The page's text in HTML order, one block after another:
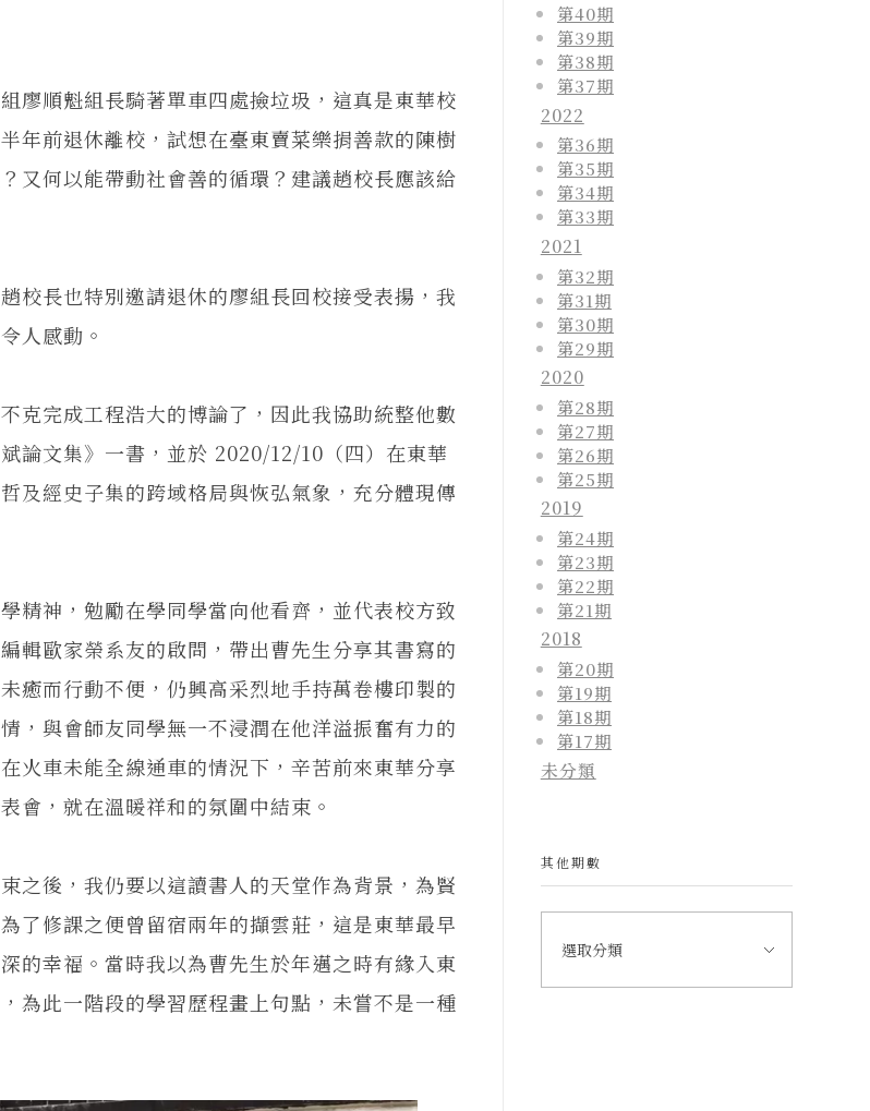
順魁組長騎著單車四處撿垃圾，這真是東華校
年前退休離校，試想在臺東賣菜樂捐善款的陳樹
又何以能帶動社會善的循環？建議趙校長應該給
長也特別邀請退休的廖組長回校接受表揚，我
人感動。
完成工程浩大的博論了，因此我協助統整他數
論文集》一書，並於 2020/12/10（四）在東華
及經史子集的跨域格局與恢弘氣象，充分體現傳
神，勉勵在學同學當向他看齊，並代表校方致
輯歐家榮系友的啟問，帶出曹先生分享其書寫的
癒而行動不便，仍興高采烈地手持萬卷樓印製的
，與會師友同學無一不浸潤在他洋溢振奮有力的
火車未能全線通車的情況下，辛苦前來東華分享
會，就在溫暖祥和的氛圍中結束。
後，我仍要以這讀書人的天堂作為背景，為賢
了修課之便曾留宿兩年的擷雲莊，這是東華最早
的幸福。當時我以為曹先生於年邁之時有緣入東
為此一階段的學習歷程畫上句點，未嘗不是一種
第40期
第39期
第38期
第37期
2022
第36期
第35期
第34期
第33期
2021
第32期
第31期
第30期
第29期
2020
第28期
第27期
第26期
第25期
2019
第24期
第23期
第22期
第21期
2018
第20期
第19期
第18期
第17期
未分類
其他期數